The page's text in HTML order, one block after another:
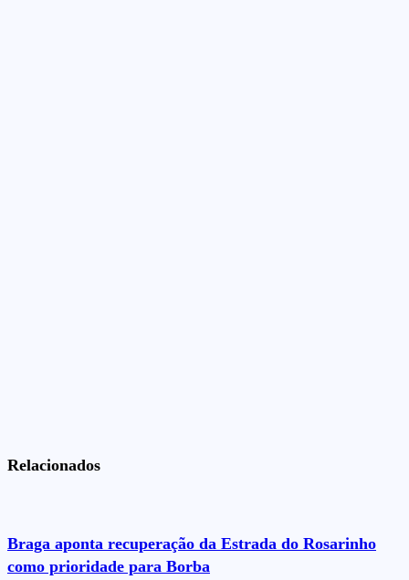
Relacionados
Braga aponta recuperação da Estrada do Rosarinho
como prioridade para Borba